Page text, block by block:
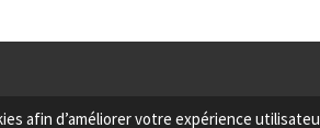
afin d’améliorer votre expérience